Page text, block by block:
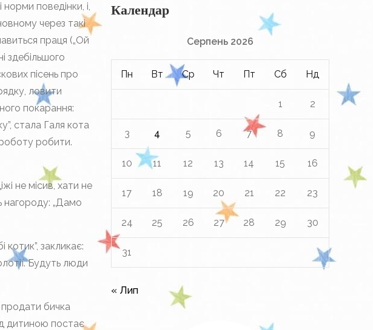
поведінки, і,
через такі
праця („Ой
здебільшого
пісень про
ловити
покарання:
стала Галя кота
робити.
не місив, хати не
нагороду: „Дамо
закликає:
Будуть люди
продати бичка
дитиною постає
Календар
Серпень 2026
Пн Вт Ср Чт Пт Сб Нд
1 2
3 4 5 6 7 8 9
10 11 12 13 14 15 16
17 18 19 20 21 22 23
24 25 26 27 28 29 30
31
« Лип